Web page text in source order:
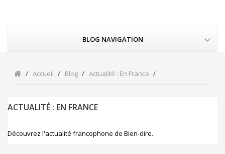
BLOG NAVIGATION
Accueil Blog Actualité : En France
ACTUALITÉ : EN FRANCE
Découvrez l'actualité francophone de Bien-dire.